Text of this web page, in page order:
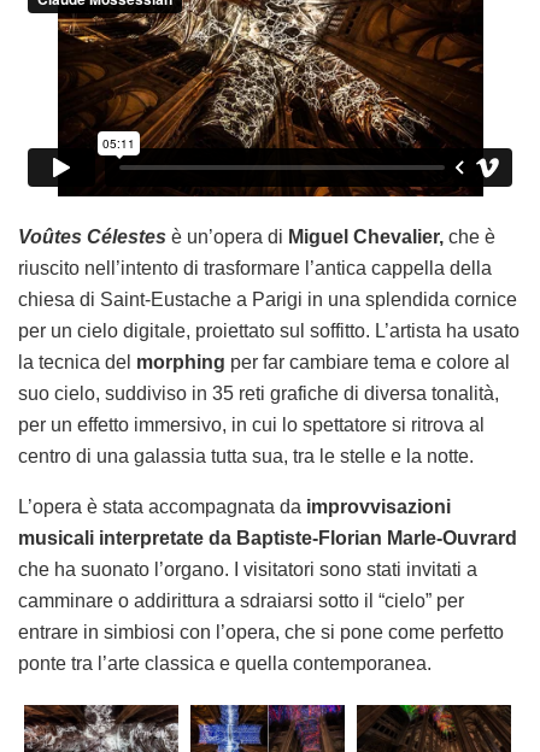
Voûtes Célestes è un’opera di Miguel Chevalier, che è
riuscito nell’intento di trasformare l’antica cappella della
chiesa di Saint-Eustache a Parigi in una splendida cornice
per un cielo digitale, proiettato sul soffitto. L’artista ha usato
la tecnica del morphing per far cambiare tema e colore al
suo cielo, suddiviso in 35 reti grafiche di diversa tonalità,
per un effetto immersivo, in cui lo spettatore si ritrova al
centro di una galassia tutta sua, tra le stelle e la notte.
L’opera è stata accompagnata da improvvisazioni
musicali interpretate da Baptiste-Florian Marle-Ouvrard
che ha suonato l’organo. I visitatori sono stati invitati a
camminare o addirittura a sdraiarsi sotto il “cielo” per
entrare in simbiosi con l’opera, che si pone come perfetto
ponte tra l’arte classica e quella contemporanea.